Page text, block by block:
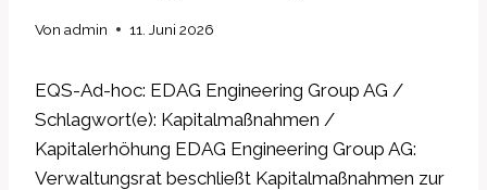
Von admin 11. Juni 2026
EQS-Ad-hoc: EDAG Engineering Group AG /
Schlagwort(e): Kapitalmaßnahmen /
Kapitalerhöhung EDAG Engineering Group AG:
Verwaltungsrat beschließt Kapitalmaßnahmen zur